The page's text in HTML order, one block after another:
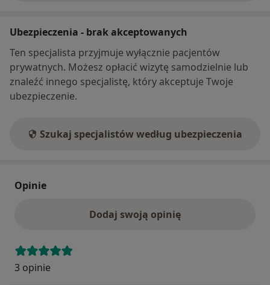
Ubezpieczenia - brak akceptowanych
Ten specjalista przyjmuje wyłącznie pacjentów
prywatnych. Możesz opłacić wizytę samodzielnie lub
znaleźć innego specjalistę, który akceptuje Twoje
ubezpieczenie.
Szukaj specjalistów według ubezpieczenia
Opinie
Dodaj swoją opinię
3 opinie